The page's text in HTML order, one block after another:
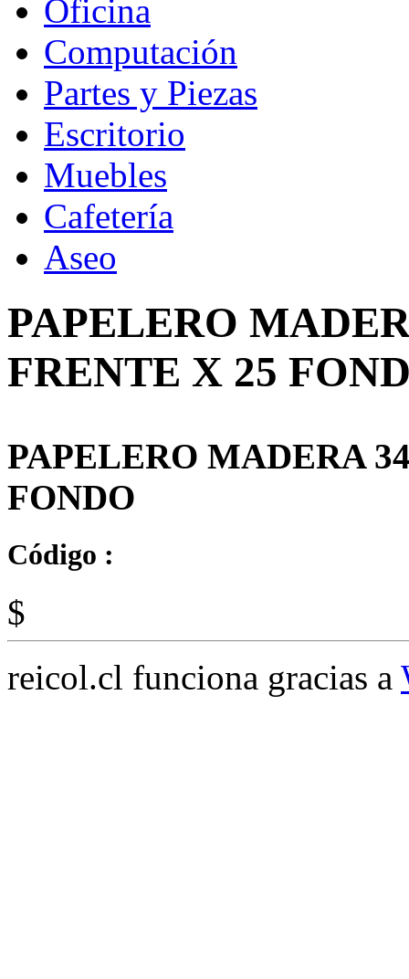
Oficina
Computación
Partes y Piezas
Escritorio
Muebles
Cafetería
Aseo
PAPELERO
FRENTE X 25
PAPELERO MADERA
FONDO
Código :
$
reicol.cl funciona gracias a